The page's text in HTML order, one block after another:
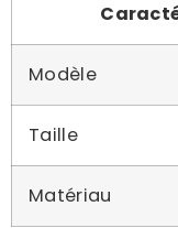
Modèle
Taille
Matériau